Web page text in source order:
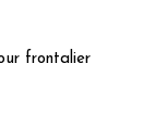
frontalier